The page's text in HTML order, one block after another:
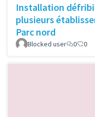
Installation
plusieurs
Parc nord
Blocked user 0 0